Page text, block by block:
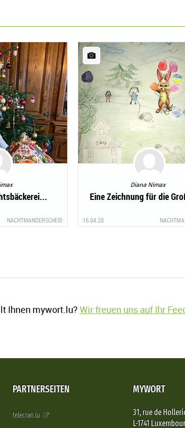
NACHTMANDERSCHEID
Diana Nimax
Eine Zeichnung für die
16.04.20
Ihnen mywort.lu?Wir freuen uns auf Ihr
PARTNERSEITEN
telecran.lu
MYWORT
31, rue de
L-1741